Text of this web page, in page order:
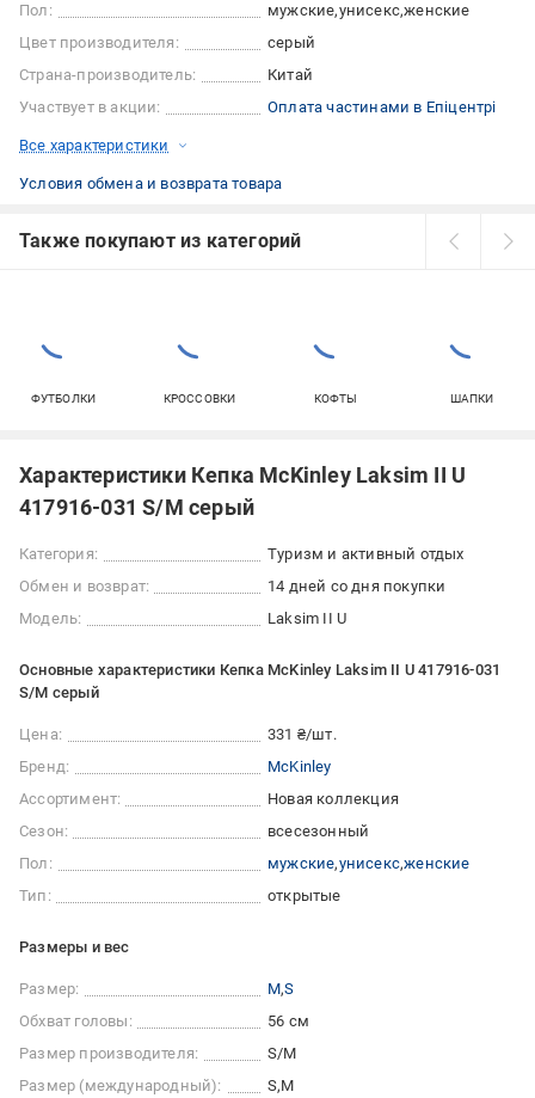
Пол:
мужские унисекс женские
Цвет производителя:
серый
Страна-производитель:
Китай
Участвует в акции:
Оплата частинами в Епіцентрі
Все характеристики
Условия обмена и возврата товара
Также покупают из категорий
ФУТБОЛКИ КРОССОВКИ КОФТЫ ШАПКИ
Характеристики Кепка McKinley Laksim II U
417916-031 S/M серый
Категория:
Туризм и активный отдых
Обмен и возврат:
14 дней со дня покупки
Модель:
Laksim II U
Основные характеристики Кепка McKinley Laksim II U 417916-031
S/M серый
Цена:
331 ₴/шт.
Бренд:
McKinley
Ассортимент:
Новая коллекция
Сезон:
всесезонный
Пол:
мужские унисекс женские
Тип:
открытые
Размеры и вес
Размер: M S
Обхват головы:
56 см
Размер производителя:
S/M
Размер (международный):
S M